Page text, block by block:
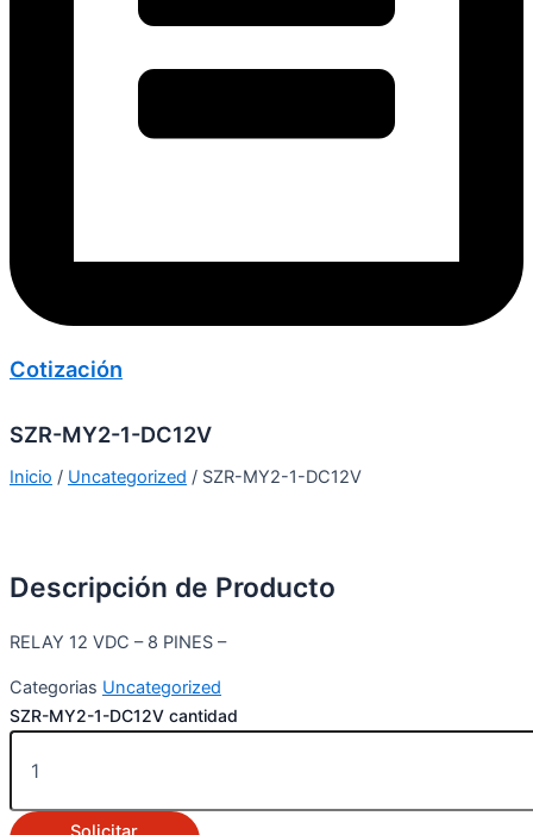
Cotización
SZR-MY2-1-DC12V
Inicio / Uncategorized / SZR-MY2-1-DC12V
Descripción de Producto
RELAY 12 VDC – 8 PINES –
Categorias Uncategorized
SZR-MY2-1-DC12V cantidad